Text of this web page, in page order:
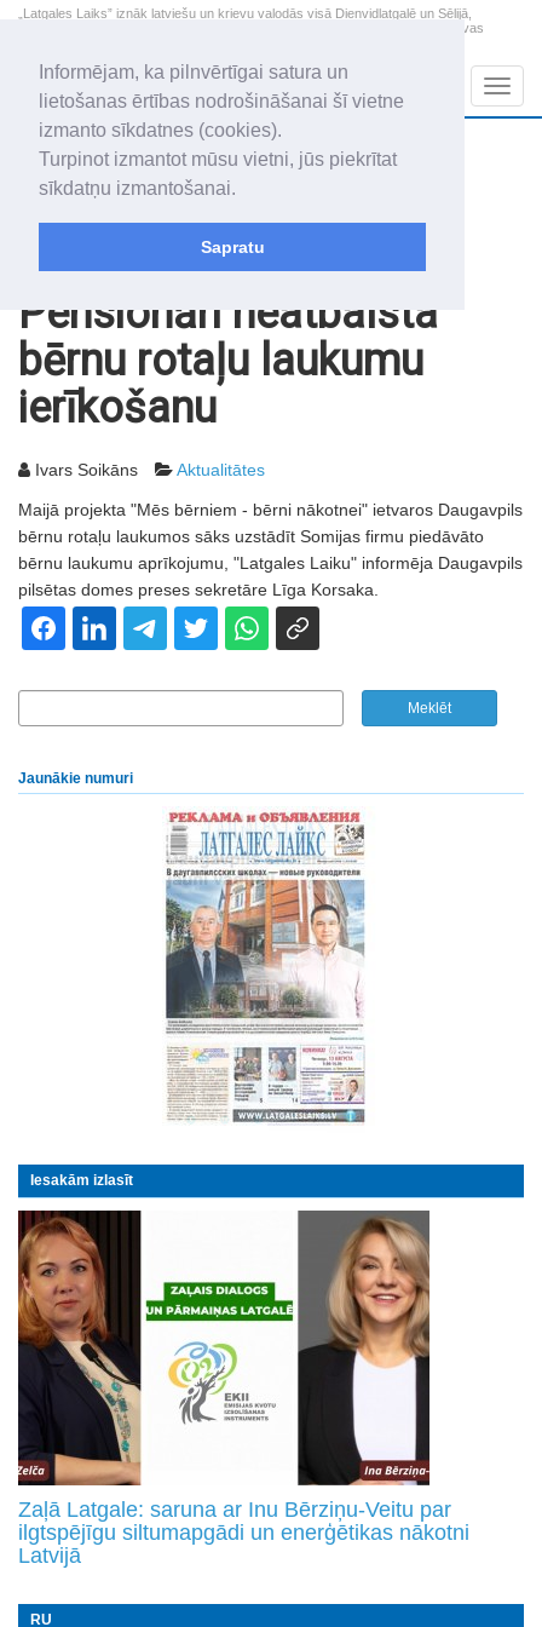
Informējam, ka pilnvērtīgai satura un
lietošanas ērtības nodrošināšanai šī vietne
izmanto sīkdatnes (cookies).
Turpinot izmantot mūsu vietni, jūs piekrītat
sīkdatņu izmantošanai.
Sapratu
„Latgales Laiks” iznāk latviešu un krievu valodās visā Dienvidlatgalē un Sēlijā,
„Latgales Laiks” latviešu valodā aptver Daugavpils valstspilsētu, Augšdaugavas
2026. gada 7. augusts
Piektdiena
Alfrēds, Fredis, Madars
+16.3
Pensionāri neatbalsta
bērnu rotaļu laukumu
ierīkošanu
Ivars Soikāns Aktualitātes
Maijā projekta "Mēs bērniem - bērni nākotnei" ietvaros Daugavpils
bērnu rotaļu laukumos sāks uzstādīt Somijas firmu piedāvāto
bērnu laukumu aprīkojumu, "Latgales Laiku" informēja Daugavpils
pilsētas domes preses sekretāre Līga Korsaka.
Jaunākie numuri
Iesakām izlasīt
Zaļā Latgale: saruna ar Inu Bērziņu-Veitu par
ilgtspējīgu siltumapgādi un enerģētikas nākotni
Latvijā
RU